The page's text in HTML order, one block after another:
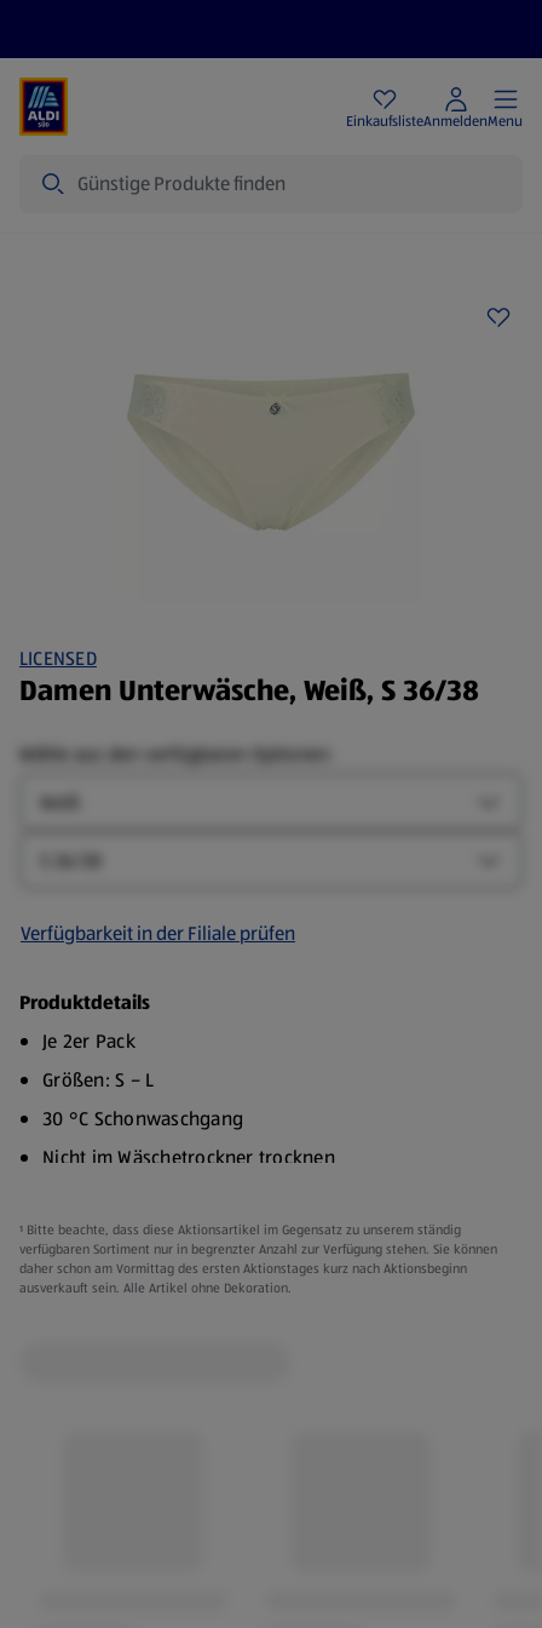
EinkaufslisteAnmeldenMenu
LICENSED
Damen Unterwäsche, Weiß, S 36/38
Wähle aus den verfügbaren Optionen:
Verfügbarkeit in der Filiale prüfen
Produktdetails
Je 2er Pack
Größen: S – L
30 °C Schonwaschgang
Nicht im Wäschetrockner trocknen
Extra Slim Fit
Verschiedene Modelle:
¹ Bitte beachte, dass diese Aktionsartikel im Gegensatz zu unserem ständig
verfügbaren Sortiment nur in begrenzter Anzahl zur Verfügung stehen. Sie können
daher schon am Vormittag des ersten Aktionstages kurz nach Aktionsbeginn
ausverkauft sein. Alle Artikel ohne Dekoration.